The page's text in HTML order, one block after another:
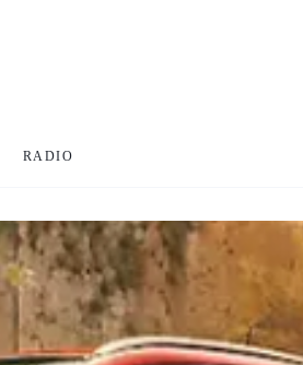
RADIO